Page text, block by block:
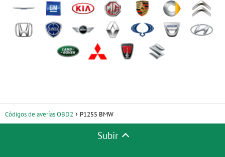
Códigos de averías OBD2 P1255 BMW
Subir